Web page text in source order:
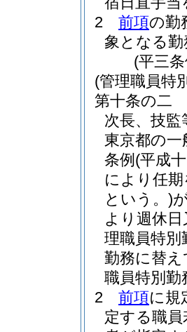
2
前項の勤
象となる
(平三
(管理職員特
第十条の二
次長、技
東京都の
条例 (平成
により任
という。)
より週休
理職員特別
勤務に替
職員特別
2
前項に規
定する職